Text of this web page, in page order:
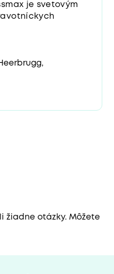
je svetovým
žiadne otázky. Môžete